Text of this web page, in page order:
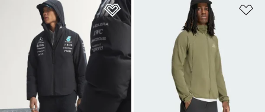
Zur Wunschliste hinzufügen